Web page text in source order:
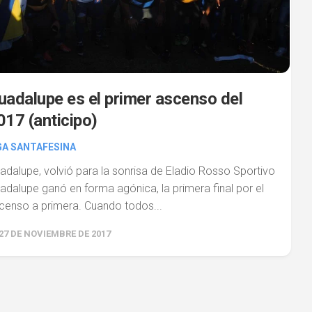
es el primer ascenso del
(anticipo)
SANTAFESINA
volvió para la sonrisa de Eladio Rosso Sportivo
ganó en forma agónica, la primera final por el
a primera. Cuando todos...
DE NOVIEMBRE DE 2017